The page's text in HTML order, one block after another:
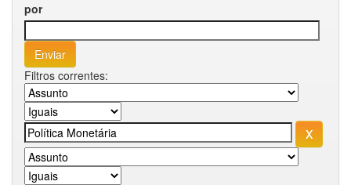
por
Filtros correntes: